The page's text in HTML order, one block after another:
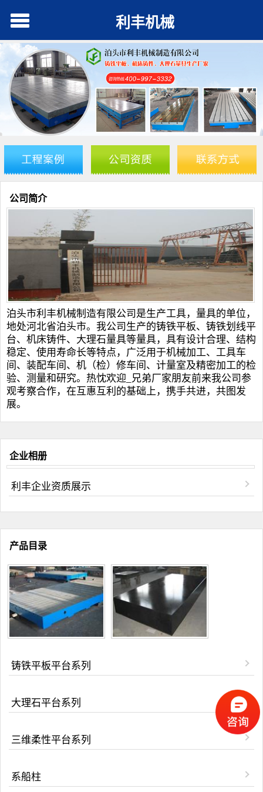
利丰机械
公司简介
泊头市利丰机械制造有限公司是生产工具，量具的单位，
地处河北省泊头市。我公司生产的铸铁平板、 铸铁划线平
台、 机床铸件、 大理石量具等量具，具有设计合理、结构
稳定、使用寿命长等特点，广泛用于机械加工、工具车
间、装配车间、机（检）修车间、计量室及精密加工的检
验、测量和研究。热忱欢迎_兄弟厂家朋友前来我公司参
观考察合作，在互惠互利的基础上，携手共进，共图发
展。
企业相册
利丰企业资质展示
产品目录
铸铁平板平台系列
大理石平台系列
三维柔性平台系列
系船柱